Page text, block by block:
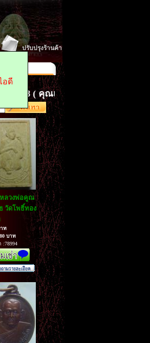
อดี
ปรับปรุงร้านค้า
( คุณเจี๊ยบ. )..idไลด์..pratoon.
ลวงพ่อคูณ
วัดโพธิ์ทอง
ท
บาท